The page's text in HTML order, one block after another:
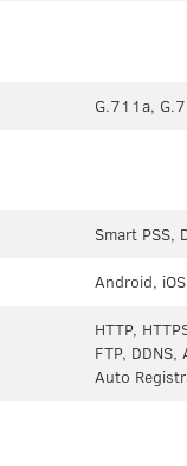
G.711a,
Smart PSS,
Android, iOS
HTTP,
FTP,
Auto